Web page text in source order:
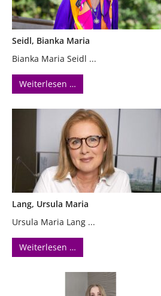
Seidl, Bianka Maria
Bianka Maria Seidl ...
Weiterlesen …
Lang, Ursula Maria
Ursula Maria Lang ...
Weiterlesen …